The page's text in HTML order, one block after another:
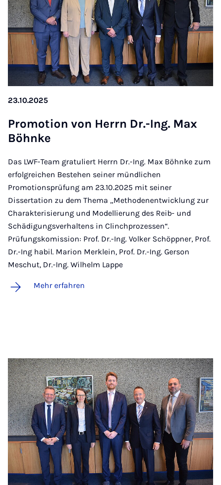
23.10.2025
Pro­mo­ti­on von Herrn Dr.-Ing. Max
Böhn­ke
Das LWF-Team gratuliert Herrn Dr.-Ing. Max Böhnke zum
erfolgreichen Bestehen seiner mündlichen
Promotionsprüfung am 23.10.2025 mit seiner
Dissertation zu dem Thema „Methodenentwicklung zur
Charakterisierung und Modellierung des Reib- und
Schädigungsverhaltens in Clinchprozessen“.
Prüfungskomission: Prof. Dr.-Ing. Volker Schöppner, Prof.
Dr.-Ing habil. Marion Merklein, Prof. Dr.-Ing. Gerson
Meschut, Dr.-Ing. Wilhelm Lappe
Mehr erfahren